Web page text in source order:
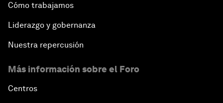
Cómo trabajamos
Liderazgo y gobernanza
Nuestra repercusión
Más información sobre el Foro
Centros